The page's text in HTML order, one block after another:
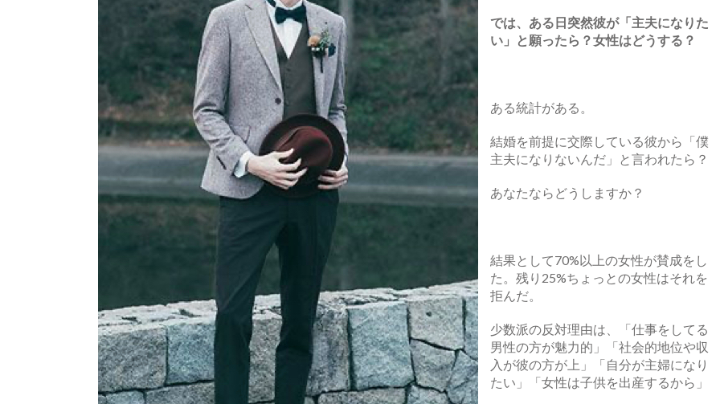
では、ある日突然彼が「主夫になりた
い」と願ったら？女性はどうする？
ある統計がある。
結婚を前提に交際している彼から「僕
主夫になりないんだ」と言われたら？
あなたならどうしますか？
結果として70%以上の女性が賛成をし
た。残り25%ちょっとの女性はそれを
拒んだ。
少数派の反対理由は、「仕事をしてる
男性の方が魅力的」「社会的地位や収
入が彼の方が上」「自分が主婦になり
たい」「女性は子供を出産するから」